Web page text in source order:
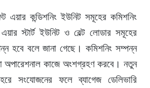
এয়ার কন্ডিশনিং ইউনিট সমূহের কমিশনিং
স্টার্ট ইউনিট ও বেল্ট লোডার সমূহের
হবে বলে জানা গেছে। কমিশনিং সম্পন্ন
অপারেশনাল কাজে অংশগ্রহণ করবে। নতুন
সংযোজনের ফলে ব্যাগেজ ডেলিভারি